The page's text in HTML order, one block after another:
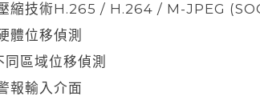
縮技術H.265 / H.264 / M-JPEG
體位移偵測
區域位移偵測
報輸入介面